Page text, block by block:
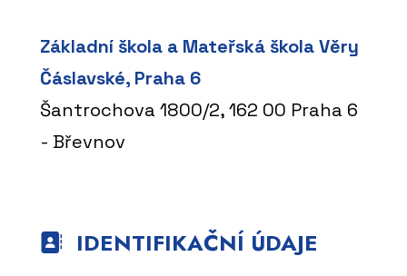
Základní škola a Mateřská škola Věry
Čáslavské, Praha 6
Šantrochova 1800/2, 162 00 Praha 6
- Břevnov
IDENTIFIKAČNÍ ÚDAJE